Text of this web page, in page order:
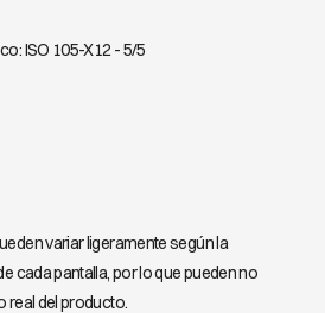
ISO 105-X12 - 5/5
variar ligeramente según la
cada pantalla, por lo que pueden no
real del producto.